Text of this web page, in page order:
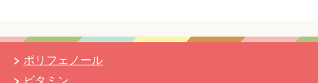
ポリフェノール
ビタミン